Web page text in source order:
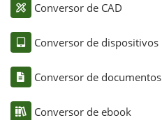
Conversor de CAD
Conversor de dispositivos
Conversor de documentos
Conversor de ebook